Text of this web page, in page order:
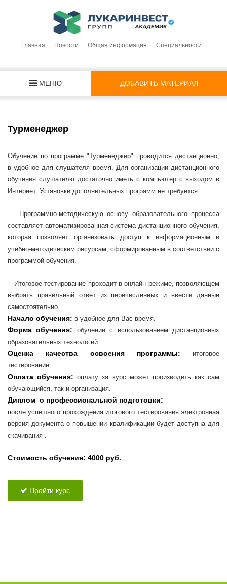
Главная Новости Общая информация Специальности
МЕНЮ ДОБАВИТЬ МАТЕРИАЛ
Турменеджер
Обучение по программе "Турменеджер" проводится дистанционно,
в удобное для слушателя время. Для организации дистанционного
обучения слушателю достаточно иметь с компьютер с выходом в
Интернет. Установки дополнительных программ не требуется.
Программно-методическую основу образовательного процесса
составляет автоматизированная система дистанционного обучения,
которая позволяет организовать доступ к информационным и
учебно-методическим ресурсам, сформированным в соответствии с
программой обучения.
Итоговое тестирование проходит в онлайн режиме, позволяющем
выбрать правильный ответ из перечисленных и ввести данные
самостоятельно.
Начало обучения: в удобное для Вас время.
Форма обучения: обучение с использованием дистанционных
образовательных технологий.
Оценка качества освоения программы: итоговое
тестирование.
Оплата обучения:оплату за курс может производить как сам
обучающийся, так и организация.
Диплом о профессиональной подготовки:
после успешного прохождения итогового тестирования электронная
версия документа о повышении квалификации будет доступна для
скачивания .
Стоимость обучения: 4000 руб.
Пройти курс